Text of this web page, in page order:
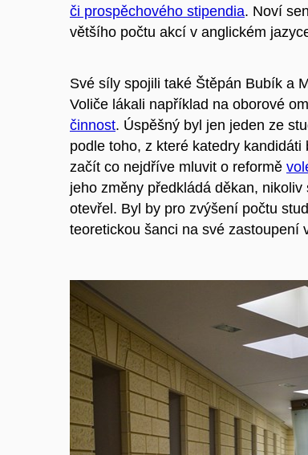
či prospěchového stipendia. Noví
většího počtu akcí v anglickém
Své síly spojili také Štěpán Bubík a
Voliče lákali například na oborové
činnost. Úspěšný byl jen jeden ze
podle toho, z které katedry
začít co nejdříve mluvit o reformě
jeho změny předkládá děkan,
otevřel. Byl by pro zvýšení počtu
teoretickou šanci na své zastoupení